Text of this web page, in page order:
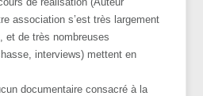
association s’est très largement
et de très nombreuses
interviews) mettent en
documentaire consacré à la